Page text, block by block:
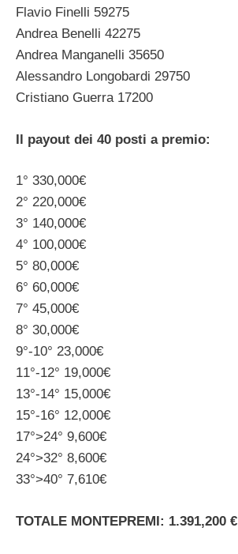
Flavio Finelli 59275
Andrea Benelli 42275
Andrea Manganelli 35650
Alessandro Longobardi 29750
Cristiano Guerra 17200
Il payout dei 40 posti a premio:
1° 330,000€
2° 220,000€
3° 140,000€
4° 100,000€
5° 80,000€
6° 60,000€
7° 45,000€
8° 30,000€
9°-10° 23,000€
11°-12° 19,000€
13°-14° 15,000€
15°-16° 12,000€
17°>24° 9,600€
24°>32° 8,600€
33°>40° 7,610€
TOTALE MONTEPREMI: 1.391,200 €